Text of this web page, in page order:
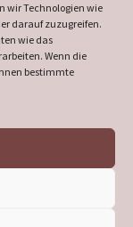
wir Technologien wie
darauf zuzugreifen.
wie das
Wenn die
bestimmte
vorbehalten